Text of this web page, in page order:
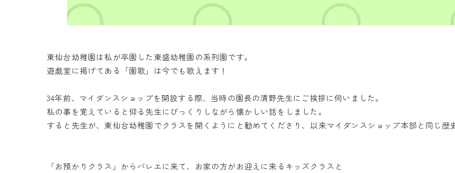
東仙台幼稚園は私が卒園した東盛幼稚園の系列園です。
遊戯室に掲げてある「園歌」は今でも歌えます！
34年前、マイダンスショップを開設する際、当時の園長の清野先生にご挨拶に伺いました。
私の事を覚えていると仰る先生にびっくりしながら懐かしい話をしました。
すると先生が、東仙台幼稚園でクラスを開くようにと勧めてくださり、以来マイダンスショップ本部と同じ歴
「お預かりクラス」からバレエに来て、お家の方がお迎えに来るキッズクラスと